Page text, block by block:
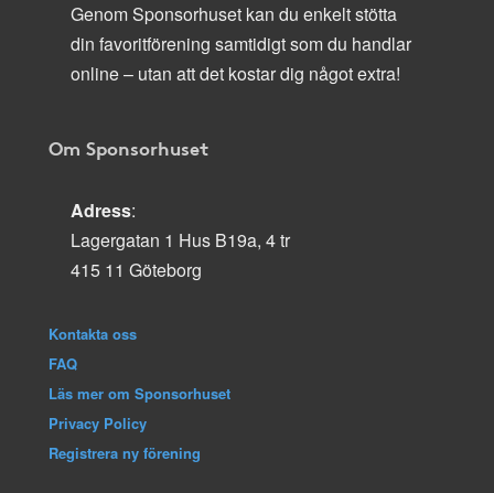
Genom Sponsorhuset kan du enkelt stötta
din favoritförening samtidigt som du handlar
online – utan att det kostar dig något extra!
Om Sponsorhuset
Adress:
Lagergatan 1 Hus B19a, 4 tr
415 11 Göteborg
Kontakta oss
FAQ
Läs mer om Sponsorhuset
Privacy Policy
Registrera ny förening